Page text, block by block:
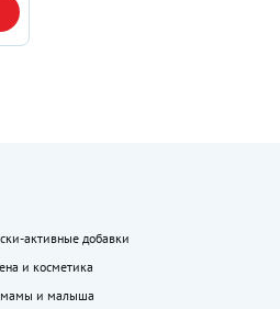
активные добавки
и косметика
и малыша